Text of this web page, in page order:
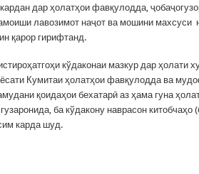
дар ҳолатҳои фавқулодда,
лавозимот наҷот ва мошини махсуси
қарор гирифтанд.
кўдаконаи мазкур дар ҳолати
Кумитаи ҳолатҳои фавқулодда ва
қоидаҳои бехатарӣ аз ҳама гуна
ба кўдакону наврасон китобчаҳо
карда шуд.